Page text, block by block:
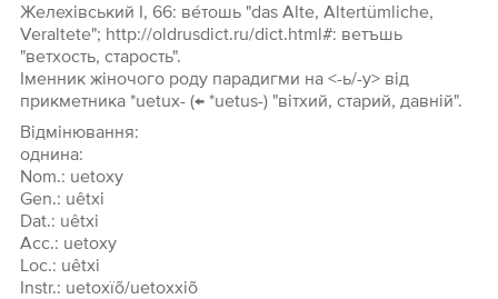
Желехівський І, 66: ве́тошь "das Alte, Altertümliche,
Veraltete"; http://oldrusdict.ru/dict.html#: ветъшь
"ветхость, старость".
Іменник жіночого роду парадигми на <-ь/-y> від
прикметника *uetux- (← *uetus-) "вітхий, старий, давній".
Відмінювання:
однина:
Nom.: uetoxy
Gen.: uêtxi
Dat.: uêtxi
Acc.: uetoxy
Loc.: uêtxi
Instr.: uetoxïõ/uetoxxiõ